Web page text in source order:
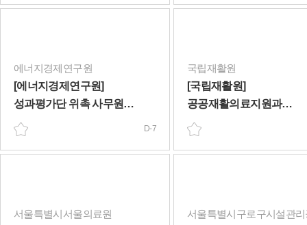
에너지경제연구원
[에너지경제연구원]
성과평가단 위촉 사무원
(휴직대체) 채용 공고(~8/13)
D-7
국립재활원
[국립재활원]
공공재활의료지원과
기간제근로자(휴직대체)
채용시험 공고(~8/7)
서울특별시서울의료원
서울특별시구로구시설관